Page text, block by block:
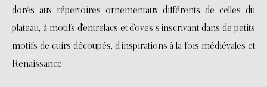
dorés aux répertoires ornementaux différents de celles du
plateau, à motifs d’entrelacs et d’oves s’inscrivant dans de petits
motifs de cuirs découpés, d’inspirations à la fois médiévales et
Renaissance.